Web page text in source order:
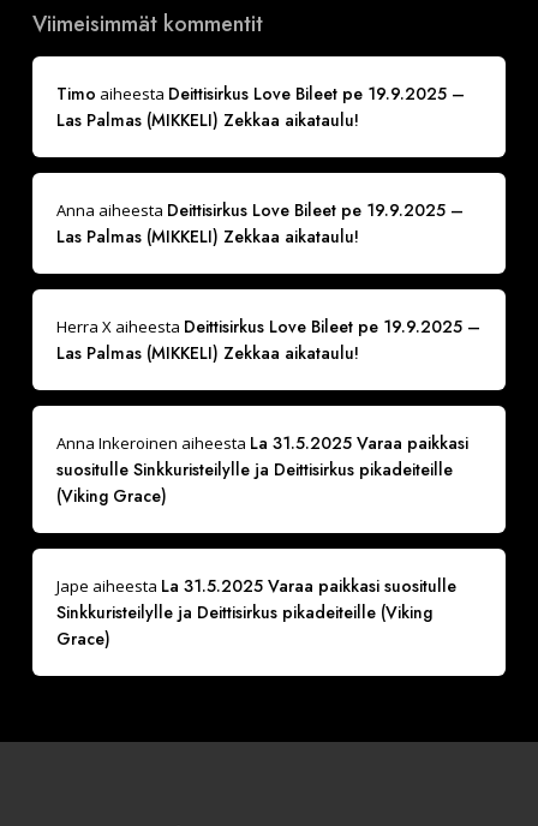
Viimeisimmät kommentit
Timo aiheesta Deittisirkus Love Bileet pe 19.9.2025 –
Las Palmas (MIKKELI) Zekkaa aikataulu!
Anna aiheesta Deittisirkus Love Bileet pe 19.9.2025 –
Las Palmas (MIKKELI) Zekkaa aikataulu!
Herra Xaiheesta Deittisirkus Love Bileet pe 19.9.2025 –
Las Palmas (MIKKELI) Zekkaa aikataulu!
Anna Inkeroinen aiheesta La 31.5.2025 Varaa paikkasi
suositulle Sinkkuristeilylle ja Deittisirkus pikadeiteille
(Viking Grace)
Jape aiheesta La 31.5.2025 Varaa paikkasi suositulle
Sinkkuristeilylle ja Deittisirkus pikadeiteille (Viking
Grace)